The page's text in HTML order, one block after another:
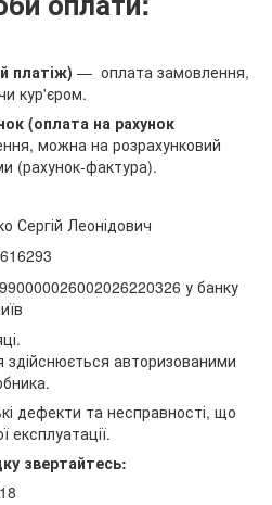
платіж) — оплата замовлення,
кур'єром.
(оплата на рахунок
можна на розрахунковий
(рахунок-фактура).
Сергій Леонідович
у банку
здійснюється авторизованими
дефекти та несправності, що
експлуатації.
звертайтесь: